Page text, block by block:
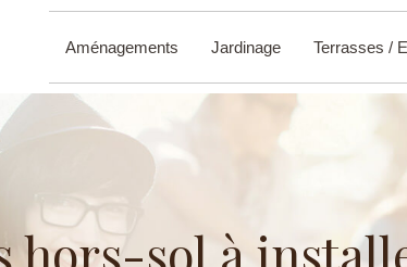
Aménagements Jardinage Terrasses /
hors-sol à